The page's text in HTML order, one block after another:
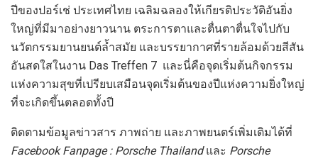
ปีของปอร์เช่ ประเทศไทย เฉลิมฉลองให้เกียรติประวัติอันยิ่ง
ใหญ่ที่มีมาอย่างยาวนาน ตระการตาและตื่นตาตื่นใจไปกับ
นวัตกรรมยานยนต์ล้ำสมัย และบรรยากาศที่รายล้อมด้วยสีสัน
อันสดใสในงาน Das Treffen 7 และนี่คือจุดเริ่มต้นกิจกรรม
แห่งความสุขที่เปรียบเสมือนจุดเริ่มต้นของปีแห่งความยิ่งใหญ่
ที่จะเกิดขึ้นตลอดทั้งปี
ติดตามข้อมูลข่าวสาร ภาพถ่าย และภาพยนตร์เพิ่มเติมได้ที่
Facebook Fanpage : Porsche Thailandและ Porsche